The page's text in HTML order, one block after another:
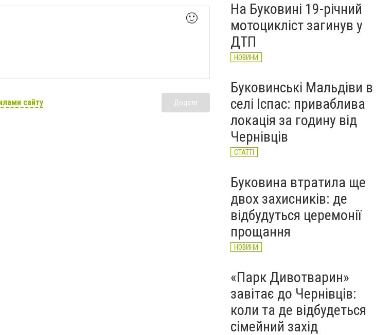
🙂
сайту Додати
області обмежили рух
великовагового транспорту
НОВИНИ
На Буковині 19-річний
мотоцикліст загинув у
ДТП
НОВИНИ
Буковинські Мальдіви в
селі Іспас: приваблива
локація за годину від
Чернівців
СТАТТІ
Буковина втратила ще
двох захисників: де
відбудуться церемонії
прощання
НОВИНИ
«Парк Дивотварин»
завітає до Чернівців:
коли та де відбудеться
сімейний захід